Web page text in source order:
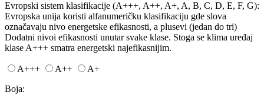
Evropski sistem klasifikacije (A+++, A++, A+, A, B, C, D, E, F, G):
Evropska unija koristi alfanumeričku klasifikaciju gde slova
označavaju nivo energetske efikasnosti, a plusevi (jedan do tri)
Dodatni nivoi efikasnosti unutar svake klase. Stoga se klima uređaj
klase A+++ smatra energetski najefikasnijim.
A+++ A++
A+
Boja: